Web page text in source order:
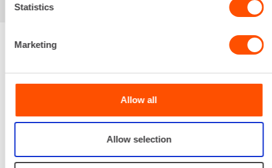
Statistics
Marketing
Allow all
Allow selection
Renta palvelee
Palvelemme koko
prosessin ajan laitteiden
valinnasta projektin